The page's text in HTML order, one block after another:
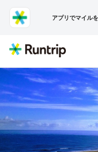
アプリでマイル